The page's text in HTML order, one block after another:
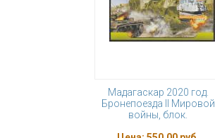
Мадагаскар 2020 год.
Бронепоезда II Мировой
войны, блок.